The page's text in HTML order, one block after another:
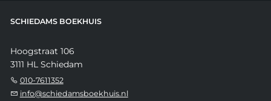
SCHIEDAMS BOEKHUIS
Hoogstraat 106
3111 HL Schiedam
010-7611352
info@schiedamsboekhuis.nl